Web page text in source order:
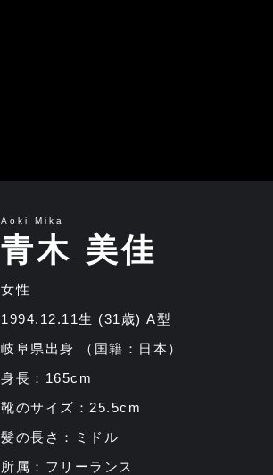
Aoki Mika
青木 美佳
女性
1994.12.11生 (31歳) A型
岐阜県出身 （国籍：日本）
身長：165cm
靴のサイズ：25.5cm
髪の長さ：ミドル
所属：フリーランス